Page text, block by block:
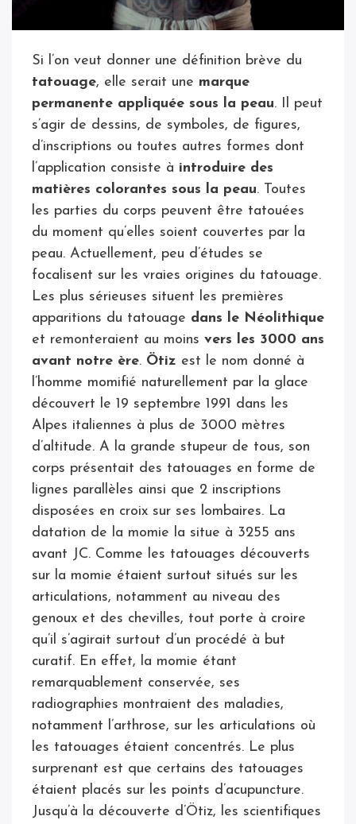
Si l’on veut donner une définition brève du
tatouage, elle serait une marque
permanente appliquée sous la peau. Il peut
s’agir de dessins, de symboles, de figures,
d’inscriptions ou toutes autres formes dont
l’application consiste à introduire des
matières colorantes sous la peau. Toutes
les parties du corps peuvent être tatouées
du moment qu’elles soient couvertes par la
peau. Actuellement, peu d’études se
focalisent sur les vraies origines du tatouage.
Les plus sérieuses situent les premières
apparitions du tatouage dans le Néolithique
et remonteraient au moins vers les 3000 ans
avant notre ère. Ötiz est le nom donné à
l’homme momifié naturellement par la glace
découvert le 19 septembre 1991 dans les
Alpes italiennes à plus de 3000 mètres
d’altitude. A la grande stupeur de tous, son
corps présentait des tatouages en forme de
lignes parallèles ainsi que 2 inscriptions
disposées en croix sur ses lombaires. La
datation de la momie la situe à 3255 ans
avant JC. Comme les tatouages découverts
sur la momie étaient surtout situés sur les
articulations, notamment au niveau des
genoux et des chevilles, tout porte à croire
qu’il s’agirait surtout d’un procédé à but
curatif. En effet, la momie étant
remarquablement conservée, ses
radiographies montraient des maladies,
notamment l’arthrose, sur les articulations où
les tatouages étaient concentrés. Le plus
surprenant est que certains des tatouages
étaient placés sur les points d’acupuncture.
Jusqu’à la découverte d’Ötiz, les scientifiques